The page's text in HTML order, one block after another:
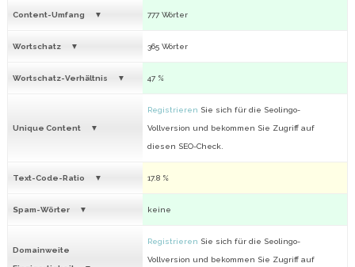
Content-Umfang 777 Wörter
Wortschatz 365 Wörter
Wortschatz-Verhältnis 47 %
Unique Content
Registrieren Sie sich für die Seolingo-
Vollversion und bekommen Sie Zugriff auf
diesen SEO-Check.
Text-Code-Ratio 17.8 %
Spam-Wörter keine
Domainweite
Registrieren Sie sich für die Seolingo-
Vollversion und bekommen Sie Zugriff auf